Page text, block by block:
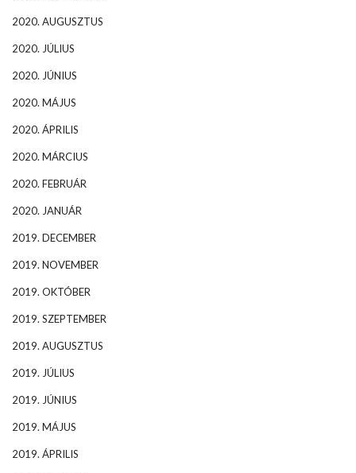
2020. AUGUSZTUS
2020. JÚLIUS
2020. JÚNIUS
2020. MÁJUS
2020. ÁPRILIS
2020. MÁRCIUS
2020. FEBRUÁR
2020. JANUÁR
2019. DECEMBER
2019. NOVEMBER
2019. OKTÓBER
2019. SZEPTEMBER
2019. AUGUSZTUS
2019. JÚLIUS
2019. JÚNIUS
2019. MÁJUS
2019. ÁPRILIS